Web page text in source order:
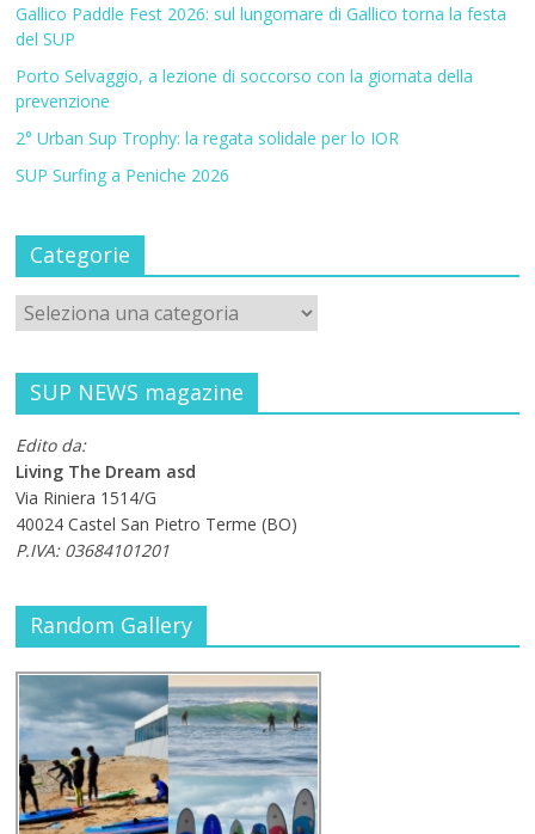
Gallico Paddle Fest 2026: sul lungomare di Gallico torna la festa
del SUP
Porto Selvaggio, a lezione di soccorso con la giornata della
prevenzione
2° Urban Sup Trophy: la regata solidale per lo IOR
SUP Surfing a Peniche 2026
Categorie
SUP NEWS magazine
Edito da:
Living The Dream asd
Via Riniera 1514/G
40024 Castel San Pietro Terme (BO)
P.IVA: 03684101201
Random Gallery